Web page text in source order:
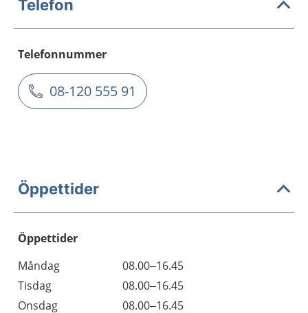
Telefon
Telefonnummer
08-120 555 91
Öppettider
Öppettider
Dag
Öppettider
Kommentarer
Måndag
08.00–16.45
Tisdag
08.00–16.45
Onsdag
08.00–16.45